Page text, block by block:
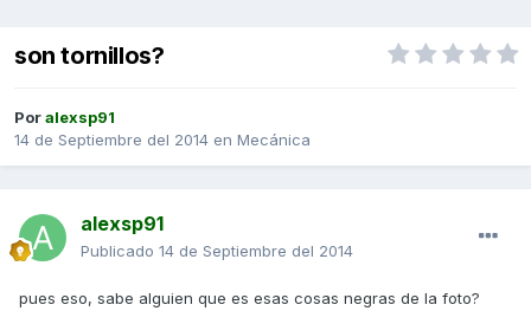
son tornillos?
Poralexsp91
14 de Septiembre del 2014 en Mecánica
alexsp91
Publicado 14 de Septiembre del 2014
pues eso, sabe alguien que es esas cosas negras de la foto?